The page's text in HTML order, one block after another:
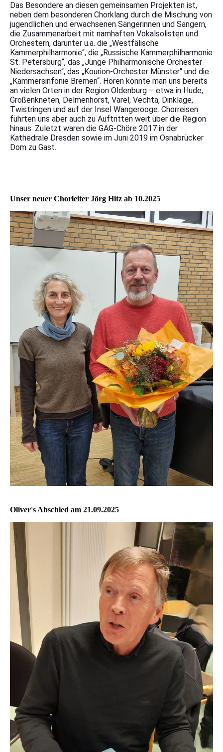
Das Besondere an diesen gemeinsamen Projekten ist,
neben dem besonderen Chorklang durch die Mischung von
jugendlichen und erwachsenen Sängerinnen und Sängern,
die Zusammenarbeit mit namhaften Vokalsolisten und
Orchestern, darunter u.a. die „Westfälische
Kammerphilharmonie“, die „Russische Kammerphilharmonie
St. Petersburg“, das „Junge Philharmonische Orchester
Niedersachsen“, das „Kourion-Orchester Münster“ und die
„Kammersinfonie Bremen“. Hören konnte man uns bereits
an vielen Orten in der Region Oldenburg – etwa in Hude,
Großenkneten, Delmenhorst, Varel, Vechta, Dinklage,
Twistringen und auf der Insel Wangerooge. Chorreisen
führten uns aber auch zu Auftritten weit über die Region
hinaus: Zuletzt waren die GAG-Chöre 2017 in der
Kathedrale Dresden sowie im Juni 2019 im Osnabrücker
Dom zu Gast.
Unser neuer Chorleiter Jörg Hitz ab 10.2025
Oliver's Abschied am 21.09.2025